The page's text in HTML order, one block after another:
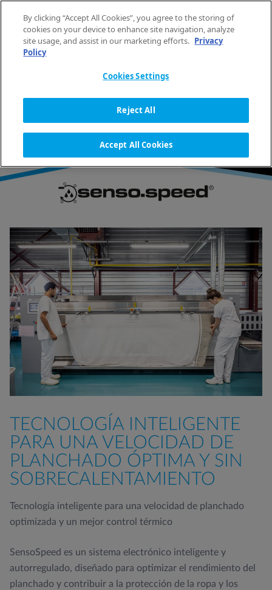
ES
INICIO TECNOLOGÍA DE LAVANDERÍA
SENSOSPEED
TECNOLOGÍA INTELIGENTE
PARA UNA VELOCIDAD DE
PLANCHADO ÓPTIMA Y SIN
SOBRECALENTAMIENTO
Tecnología inteligente para una velocidad de planchado
optimizada y un mejor control térmico
SensoSpeed es un sistema electrónico inteligente y
autorregulado, diseñado para optimizar el rendimiento del
planchado y contribuir a la protección de la ropa y los
By clicking “Accept All Cookies”, you agree to the storing of
cookies on your device to enhance site navigation, analyze
site usage, and assist in our marketing efforts. Privacy
Policy
Cookies Settings
Reject All
Accept All Cookies